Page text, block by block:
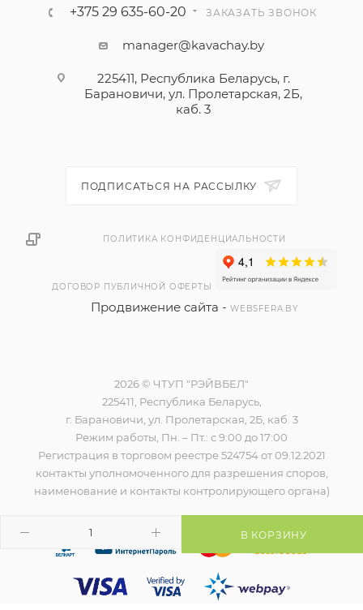
В КОРЗИНУ
+375 29 635-60-20 ЗАКАЗАТЬ ЗВОНОК
manager@kavachay.by
225411, Республика Беларусь, г.
Барановичи, ул. Пролетарская, 2Б,
каб. 3
ПОДПИСАТЬСЯ НА РАССЫЛКУ
ПОЛИТИКА КОНФИДЕНЦИАЛЬНОСТИ
ДОГОВОР ПУБЛИЧНОЙ ОФЕРТЫ
Продвижение сайта -WEBSFERA.BY
2026 © ЧТУП "РЭЙВБЕЛ"
225411, Республика Беларусь,
г. Барановичи, ул. Пролетарская, 2Б, каб. 3
Режим работы, Пн. – Пт.: с 9:00 до 17:00
Регистрация в торговом реестре 524754 от 09.12.2021
контакты уполномоченного для разрешения споров,
наименование и контакты контролирующего органа)